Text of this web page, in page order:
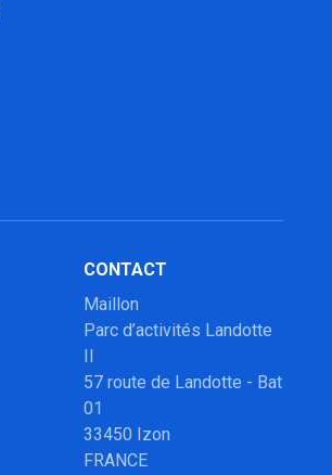
CONTACT
Maillon
Parc d’activités Landotte
II
57 route de Landotte - Bat
01
33450 Izon
FRANCE